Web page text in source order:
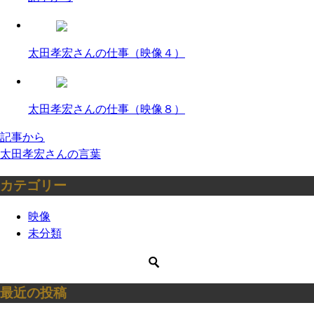
太田孝宏さんの仕事（映像４）
太田孝宏さんの仕事（映像８）
投
ナ
シ
記事から
太田孝宏さんの言葉
カテゴリー
映像
未分類
最近の投稿